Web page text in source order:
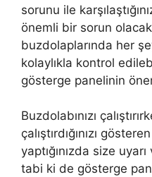
sorunu ile
önemli bir sorun
buzdolaplarında her
kolaylıkla kontrol
gösterge panelinin
Buzdolabınızı
çalıştırdığınızı
yaptığınızda size
tabi ki de gösterge